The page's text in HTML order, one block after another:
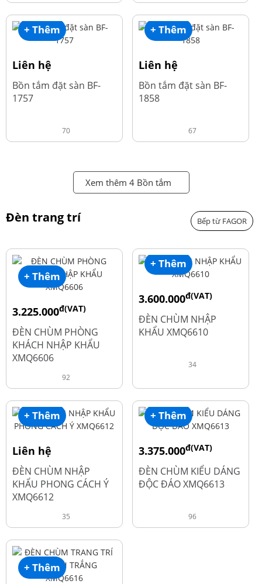
+ Thêm
Liên hệ
Bồn tắm đặt sàn BF-
1757
70
+ Thêm
Liên hệ
Bồn tắm đặt sàn BF-
1858
67
Xem thêm 4 Bồn tắm
Đèn trang trí Bếp từ FAGOR
+ Thêm
3.225.000đ(VAT)
4.300.000
ĐÈN CHÙM PHÒNG
KHÁCH NHẬP KHẨU
XMQ6606
92
+ Thêm
3.600.000đ(VAT)
4.800.000
ĐÈN CHÙM NHẬP
KHẨU XMQ6610
34
+ Thêm
Liên hệ
ĐÈN CHÙM NHẬP
KHẨU PHONG CÁCH Ý
XMQ6612
35
+ Thêm
3.375.000đ(VAT)
4.500.000
ĐÈN CHÙM KIỂU DÁNG
ĐỘC ĐÁO XMQ6613
96
+ Thêm